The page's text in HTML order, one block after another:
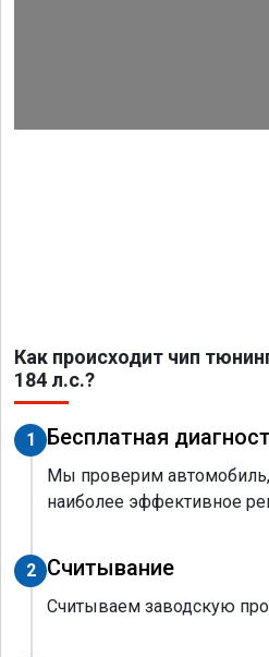
Как происходит чип
184 л.с.?
1 Бесплатная
Мы проверим
наиболее эффективное
2 Считывание
Считываем заводскую